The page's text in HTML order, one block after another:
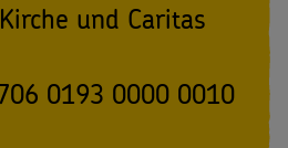
und Caritas
0193 0000 0010